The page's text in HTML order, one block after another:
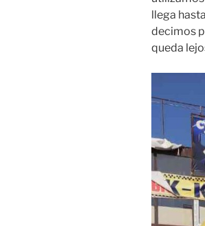
llega hasta
decimos
queda